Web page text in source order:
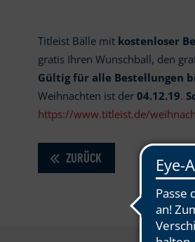
Titleist Bälle mit kostenloser
gratis Ihren Wunschball, den
Gültig für alle Bestellungen
Weihnachten ist der04.12.19.
https://www.titleist.de/
ZURÜCK